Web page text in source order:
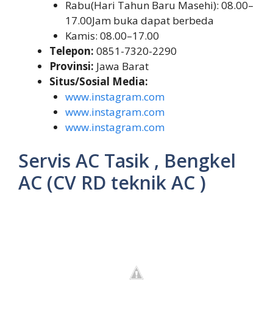
Rabu(Hari Tahun Baru Masehi): 08.00–
17.00Jam buka dapat berbeda
Kamis: 08.00–17.00
Telepon: 0851-7320-2290
Provinsi: Jawa Barat
Situs/Sosial Media:
www.instagram.com
www.instagram.com
www.instagram.com
Servis AC Tasik , Bengkel
AC (CV RD teknik AC )